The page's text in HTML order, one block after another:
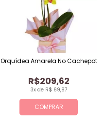
COMPRAR
3x de R$ 69,87
R$209,62
Orquídea Amarela No Cachepot